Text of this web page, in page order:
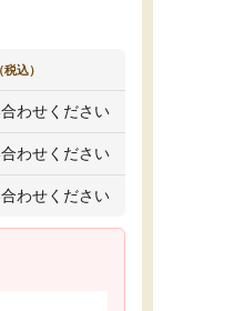
（税込）
わせください
わせください
わせください